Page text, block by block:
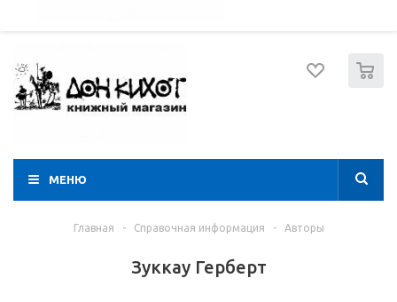
МЕНЮ
Главная - Справочная информация - Авторы
Зуккау Герберт